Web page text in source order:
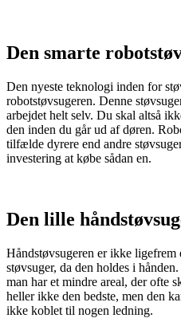
Den smarte
Den nyeste teknologi inden for
robotstøvsugeren. Denne
arbejdet helt selv. Du skal altså
den inden du går ud af døren.
tilfælde dyrere end andre
investering at købe sådan en.
Den lille
Håndstøvsugeren er ikke
støvsuger, da den holdes i
man har et mindre areal, der ofte
heller ikke den bedste, men den
ikke koblet til nogen ledning.